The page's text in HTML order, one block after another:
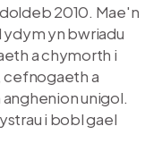
2010. Mae'n
yn bwriadu
a chymorth i
cefnogaeth a
unigol.
i bobl gael